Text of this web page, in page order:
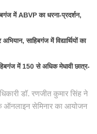
में ABVP का धरना-प्रदर्शन,
साहिबगंज में विद्यार्थियों का
में 150 से अधिक मेधावी छात्र-
डॉ. रणजीत कुमार सिंह ने
ऑनलाइन सेमिनार का आयोजन